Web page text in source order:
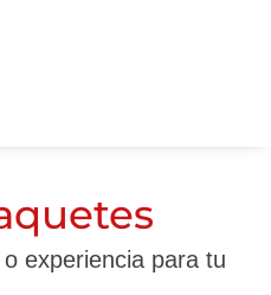
experiencia para tu